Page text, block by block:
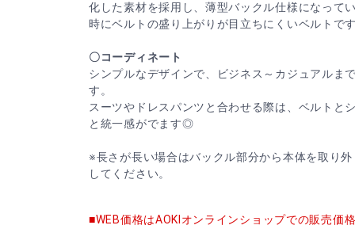
化した素材を採用し、薄型バックル仕様になって
時にベルトの盛り上がりが目立ちにくいベルトで
〇コーディネート
シンプルなデザインで、ビジネス～カジュアルま
す。
スーツやドレスパンツと合わせる際は、ベルトと
と統一感がでます◎
※長さが長い場合はバックル部分から本体を取り
してください。
■WEB価格はAOKIオンラインショップでの販売価